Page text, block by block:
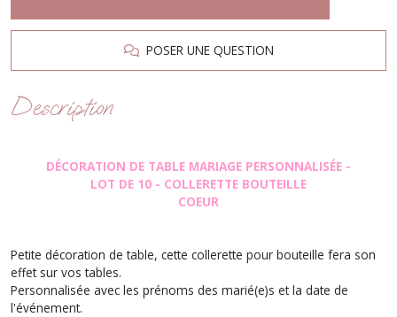
POSER UNE QUESTION
Description
DÉCORATION DE TABLE MARIAGE PERSONNALISÉE -
LOT DE 10 - COLLERETTE BOUTEILLE
COEUR
Petite décoration de table, cette collerette pour bouteille fera son
effet sur vos tables.
Personnalisée avec les prénoms des marié(e)s et la date de
l'événement.